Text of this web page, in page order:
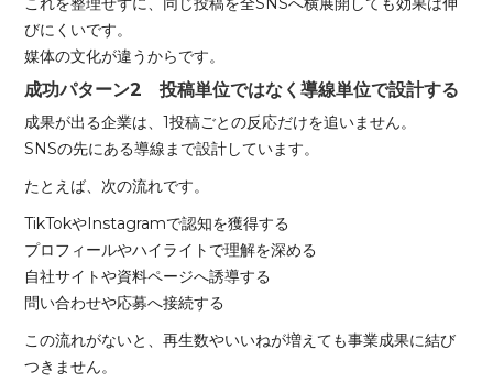
びにくいです。
媒体の文化が違うからです。
成功パターン2 投稿単位ではなく導線単位で設計する
成果が出る企業は、1投稿ごとの反応だけを追いません。
SNSの先にある導線まで設計しています。
たとえば、次の流れです。
TikTokやInstagramで認知を獲得する
プロフィールやハイライトで理解を深める
自社サイトや資料ページへ誘導する
問い合わせや応募へ接続する
この流れがないと、再生数やいいねが増えても事業成果に結び
つきません。